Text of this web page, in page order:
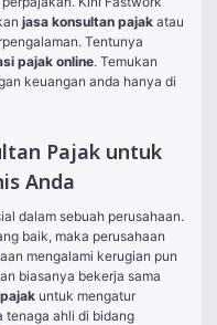
jasa konsultan pajak
Tentunya
pajak online
keuangan anda hanya di
Pajak untuk
Anda
dalam sebuah perusahaan.
baik, maka perusahaan
mengalami kerugian pun
biasanya bekerja sama
untuk mengatur
tenaga ahli di bidang